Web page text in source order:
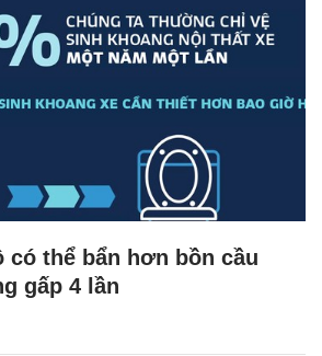
có thể bẩn hơn bồn cầu
gấp 4 lần